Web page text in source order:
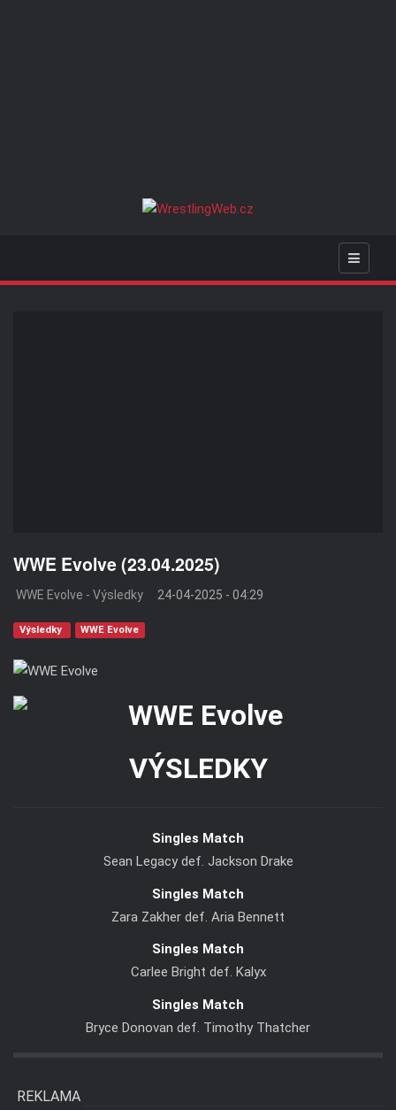
WWE Evolve (23.04.2025)
WWE Evolve - Výsledky 24-04-2025 - 04:29
Výsledky WWE Evolve
VÝSLEDKY
Singles Match
Sean Legacy def. Jackson Drake
Singles Match
Zara Zakher def. Aria Bennett
Singles Match
Carlee Bright def. Kalyx
Singles Match
Bryce Donovan def. Timothy Thatcher
REKLAMA